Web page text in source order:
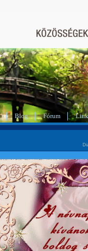
Blog Fórum